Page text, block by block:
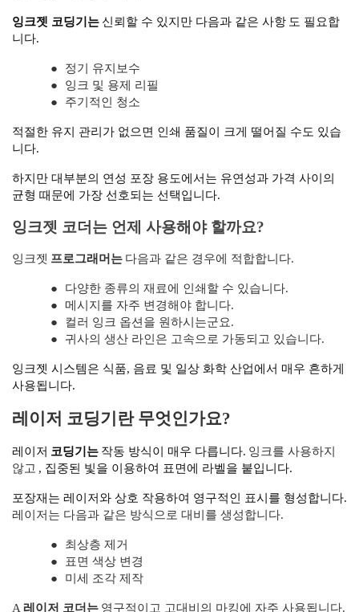
잉크젯 코딩기는 신뢰할 수 있지만 다음과 같은 사항 도 필요합
니다.
●
정기 유지보수
●
잉크 및 용제 리필
●
주기적인 청소
적절한 유지 관리가 없으면 인쇄 품질이 크게 떨어질 수도 있습
니다.
하지만 대부분의 연성 포장 용도에서는 유연성과 가격 사이의
균형 때문에 가장 선호되는 선택입니다.
잉크젯 코더는 언제 사용해야 할까요?
잉크젯 프로그래머는 다음과 같은 경우에 적합합니다.
●
다양한 종류의 재료에 인쇄할 수 있습니다.
●
메시지를 자주 변경해야 합니다.
●
컬러 잉크 옵션을 원하시는군요.
●
귀사의 생산 라인은 고속으로 가동되고 있습니다.
잉크젯 시스템은 식품, 음료 및 일상 화학 산업에서 매우 흔하게
사용됩니다.
레이저 코딩기란 무엇인가요?
레이저 코딩기는 작동 방식이 매우 다릅니다. 잉크를 사용하지
않고 , 집중된 빛을 이용하여 표면에 라벨을 붙입니다.
포장재는 레이저와 상호 작용하여 영구적인 표시를 형성합니다.
레이저는 다음과 같은 방식으로 대비를 생성합니다.
●
최상층 제거
●
표면 색상 변경
●
미세 조각 제작
A레이저 코더는 영구적이고 고대비의 마킹에 자주 사용됩니다.